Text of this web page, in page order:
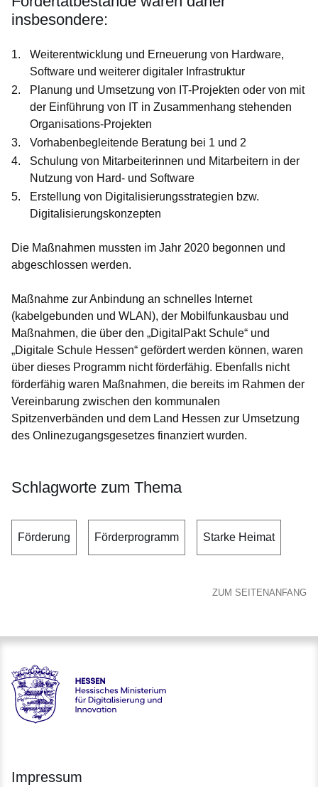
insbesondere:
Weiterentwicklung und Erneuerung von Hardware,
Software und weiterer digitaler Infrastruktur
Planung und Umsetzung von IT-Projekten oder von mit
der Einführung von IT in Zusammenhang stehenden
Organisations-Projekten
Vorhabenbegleitende Beratung bei 1 und 2
Schulung von Mitarbeiterinnen und Mitarbeitern in der
Nutzung von Hard- und Software
Erstellung von Digitalisierungsstrategien bzw.
Digitalisierungskonzepten
Die Maßnahmen mussten im Jahr 2020 begonnen und
abgeschlossen werden.
Maßnahme zur Anbindung an schnelles Internet
(kabelgebunden und WLAN), der Mobilfunkausbau und
Maßnahmen, die über den „DigitalPakt Schule“ und
„Digitale Schule Hessen“ gefördert werden können, waren
über dieses Programm nicht förderfähig. Ebenfalls nicht
förderfähig waren Maßnahmen, die bereits im Rahmen der
Vereinbarung zwischen den kommunalen
Spitzenverbänden und dem Land Hessen zur Umsetzung
des Onlinezugangsgesetzes finanziert wurden.
Schlagworte zum Thema
Förderung Förderprogramm Starke Heimat
ZUM SEITENANFANG
Hessen - Hessisches Ministerium für Digitalisierung und
Impressum